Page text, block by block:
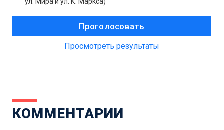
Просмотреть результаты
КОММЕНТАРИИ